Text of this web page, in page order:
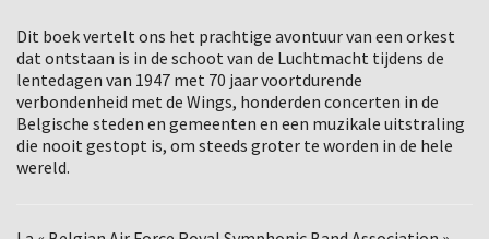
Dit boek vertelt ons het prachtige avontuur van een orkest
dat ontstaan is in de schoot van de Luchtmacht tijdens de
lentedagen van 1947 met 70 jaar voortdurende
verbondenheid met de Wings, honderden concerten in de
Belgische steden en gemeenten en een muzikale uitstraling
die nooit gestopt is, om steeds groter te worden in de hele
wereld.